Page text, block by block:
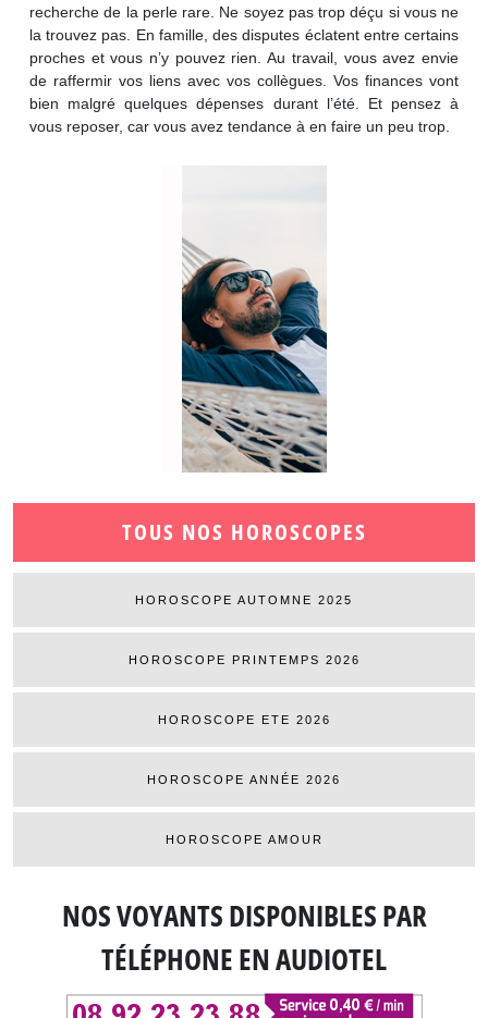
TOUS NOS HOROSCOPES
HOROSCOPE AUTOMNE 2025
HOROSCOPE PRINTEMPS 2026
HOROSCOPE ETE 2026
HOROSCOPE ANNÉE 2026
HOROSCOPE AMOUR
recherche de la perle rare. Ne soyez pas trop déçu si vous ne
la trouvez pas. En famille, des disputes éclatent entre certains
proches et vous n’y pouvez rien. Au travail, vous avez envie
de raffermir vos liens avec vos collègues. Vos finances vont
bien malgré quelques dépenses durant l’été. Et pensez à
vous reposer, car vous avez tendance à en faire un peu trop.
NOS VOYANTS DISPONIBLESPAR
TÉLÉPHONE EN AUDIOTEL